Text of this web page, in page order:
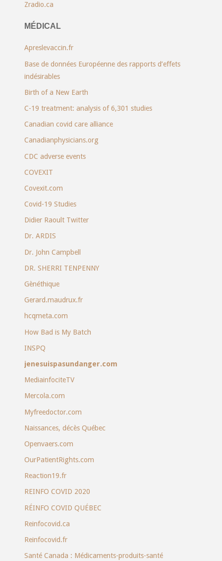
Zradio.ca
MÉDICAL
Apreslevaccin.fr
Base de données Européenne des rapports d’effets
indésirables
Birth of a New Earth
C-19 treatment: analysis of 6,301 studies
Canadian covid care alliance
Canadianphysicians.org
CDC adverse events
COVEXIT
Covexit.com
Covid-19 Studies
Didier Raoult Twitter
Dr. ARDIS
Dr. John Campbell
DR. SHERRI TENPENNY
Gènéthique
Gerard.maudrux.fr
hcqmeta.com
How Bad is My Batch
INSPQ
jenesuispasundanger.com
MediainfociteTV
Mercola.com
Myfreedoctor.com
Naissances, décès Québec
Openvaers.com
OurPatientRights.com
Reaction19.fr
REINFO COVID 2020
RÉINFO COVID QUÉBEC
Reinfocovid.ca
Reinfocovid.fr
Santé Canada : Médicaments-produits-santé